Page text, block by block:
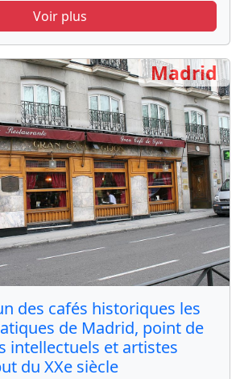
Voir plus
des cafés historiques les
de Madrid, point de
intellectuels et artistes
du XXe siècle
Madrid